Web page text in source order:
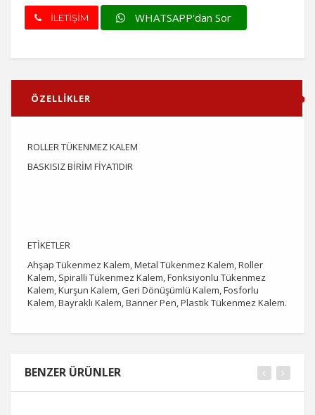
İLETİŞİM WHATSAPP'dan Sor
ÖZELLİKLER
ROLLER TÜKENMEZ KALEM
BASKISIZ BİRİM FİYATIDIR
ETİKETLER
Ahşap Tükenmez Kalem, Metal Tükenmez Kalem, Roller
Kalem, Spiralli Tükenmez Kalem, Fonksiyonlu Tükenmez
Kalem, Kurşun Kalem, Geri Dönüşümlü Kalem, Fosforlu
Kalem, Bayraklı Kalem, Banner Pen, Plastik Tükenmez Kalem.
BENZER ÜRÜNLER